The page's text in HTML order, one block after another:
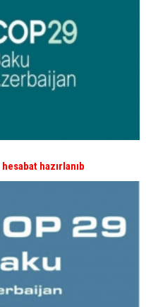
hesabat hazırlanıb